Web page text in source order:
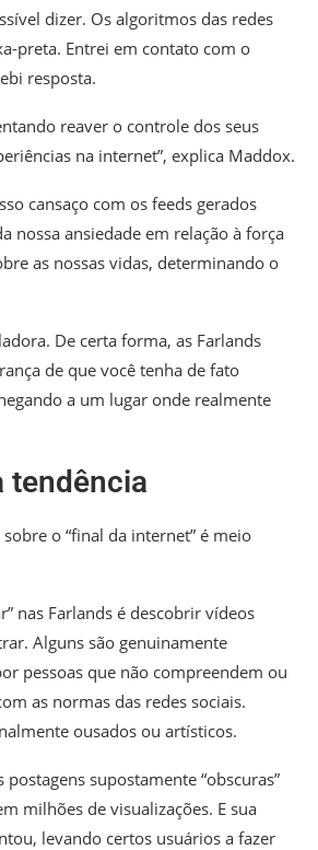
dizer. Os algoritmos das redes
preta. Entrei em contato com o
resposta.
reaver o controle dos seus
na internet”, explica Maddox.
cansaço com os feeds gerados
nossa ansiedade em relação à força
as nossas vidas, determinando o
De certa forma, as Farlands
de que você tenha de fato
a um lugar onde realmente
tendência
o “final da internet” é meio
nas Farlands é descobrir vídeos
Alguns são genuinamente
pessoas que não compreendem ou
as normas das redes sociais.
ousados ou artísticos.
postagens supostamente “obscuras”
milhões de visualizações. E sua
levando certos usuários a fazer